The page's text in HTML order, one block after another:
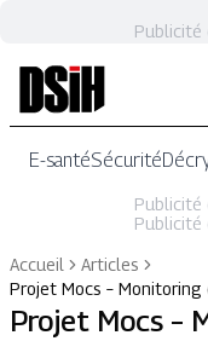
Publicité
E-santéSécurité
Publicité
Publicité
Accueil
Articles
Projet Mocs –
Projet Mocs –